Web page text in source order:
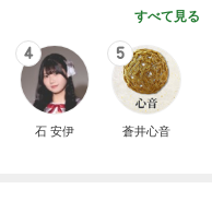
すべて見る
4
石 安伊
5
蒼井心音